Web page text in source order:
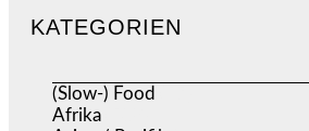
KATEGORIEN
(Slow-) Food
Afrika